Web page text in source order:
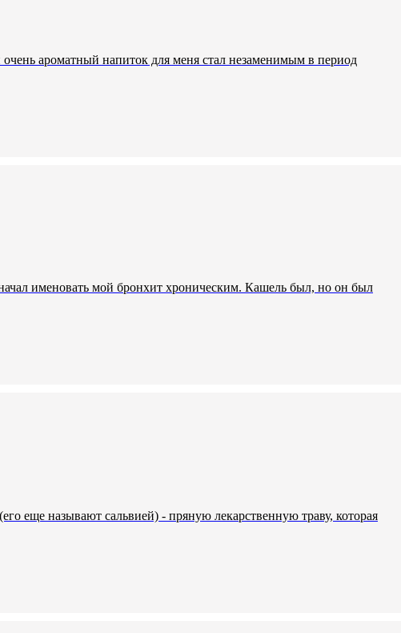
ароматный напиток для меня стал незаменимым в период
именовать мой бронхит хроническим. Кашель был, но он был
еще называют сальвией) - пряную лекарственную траву, которая